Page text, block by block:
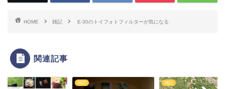
HOME 雑記 E-30のトイフォトフィルターが気になる
関連記事
雑記 雑記